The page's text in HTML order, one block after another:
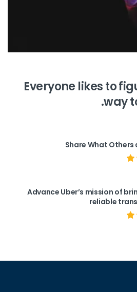
Everyone likes to
way
Share What Others
Advance Uber’s mission of
reliable